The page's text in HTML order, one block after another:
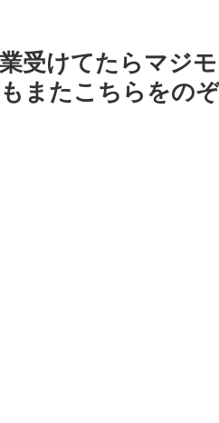
受けてたらマジ
またこちらをの